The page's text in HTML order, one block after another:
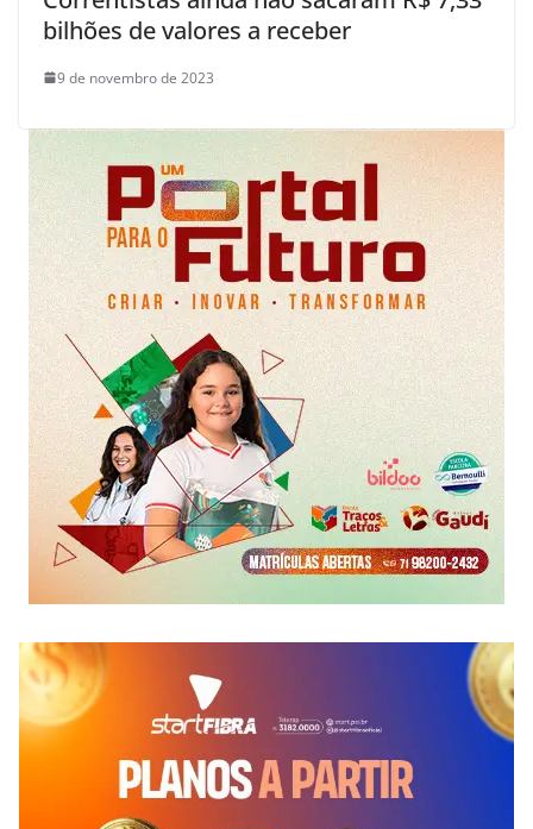
bilhões de valores a receber
9 de novembro de 2023